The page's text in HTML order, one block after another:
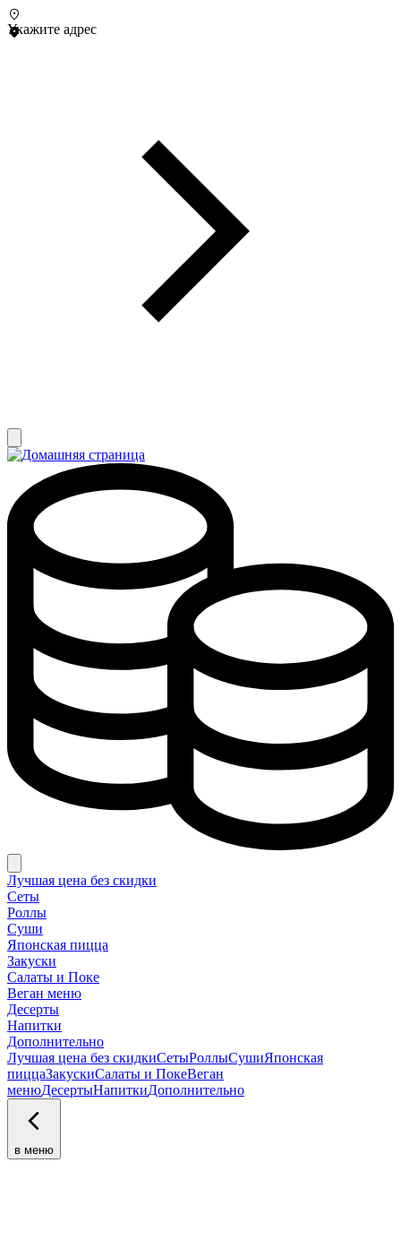
Укажите адрес
Лучшая цена без скидки
Сеты
Роллы
Суши
Японская пицца
Закуски
Салаты и Поке
Веган меню
Десерты
Напитки
Дополнительно
Лучшая цена без скидкиСетыРоллыСушиЯпонская
пиццаЗакускиСалаты и ПокеВеган
менюДесертыНапиткиДополнительно
в меню